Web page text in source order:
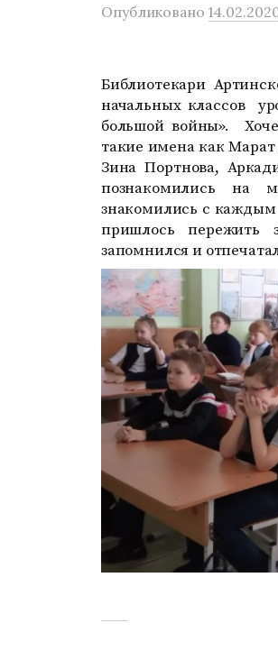
Опубликовано
Библиотекари
начальных классов
большой войны».
такие имена как
Зина Портнова,
познакомились на
знакомились с каждым
пришлось
запомнился и